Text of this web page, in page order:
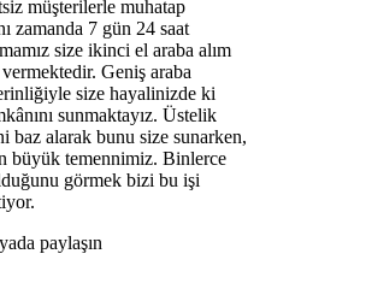
müşterilerle muhatap
zamanda 7 gün 24 saat
size ikinci el araba alım
Geniş araba
size hayalinizde ki
sunmaktayız. Üstelik
baz alarak bunu size sunarken,
büyük temennimiz. Binlerce
görmek bizi bu işi
paylaşın